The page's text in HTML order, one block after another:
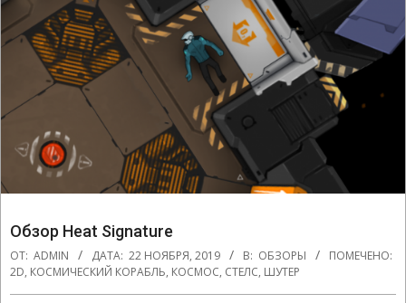
Обзор Heat Signature
ОТ: ADMIN ДАТА: 22 НОЯБРЯ, 2019 В: ОБЗОРЫ
ПОМЕЧЕНО:
2D, КОСМИЧЕСКИЙ КОРАБЛЬ, КОСМОС, СТЕЛС, ШУТЕР